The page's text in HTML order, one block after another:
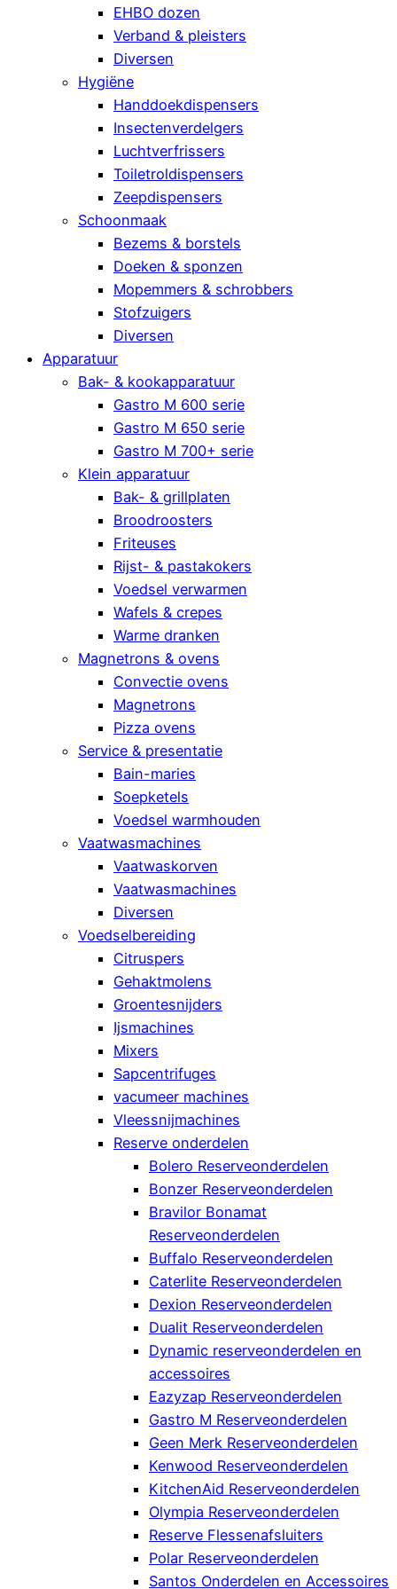
EHBO dozen
Verband & pleisters
Diversen
Hygiëne
Handdoekdispensers
Insectenverdelgers
Luchtverfrissers
Toiletroldispensers
Zeepdispensers
Schoonmaak
Bezems & borstels
Doeken & sponzen
Mopemmers & schrobbers
Stofzuigers
Diversen
Apparatuur
Bak- & kookapparatuur
Gastro M 600 serie
Gastro M 650 serie
Gastro M 700+ serie
Klein apparatuur
Bak- & grillplaten
Broodroosters
Friteuses
Rijst- & pastakokers
Voedsel verwarmen
Wafels & crepes
Warme dranken
Magnetrons & ovens
Convectie ovens
Magnetrons
Pizza ovens
Service & presentatie
Bain-maries
Soepketels
Voedsel warmhouden
Vaatwasmachines
Vaatwaskorven
Vaatwasmachines
Diversen
Voedselbereiding
Citruspers
Gehaktmolens
Groentesnijders
Ijsmachines
Mixers
Sapcentrifuges
vacumeer machines
Vleessnijmachines
Reserve onderdelen
Bolero Reserveonderdelen
Bonzer Reserveonderdelen
Bravilor Bonamat
Reserveonderdelen
Buffalo Reserveonderdelen
Caterlite Reserveonderdelen
Dexion Reserveonderdelen
Dualit Reserveonderdelen
Dynamic reserveonderdelen en
accessoires
Eazyzap Reserveonderdelen
Gastro M Reserveonderdelen
Geen Merk Reserveonderdelen
Kenwood Reserveonderdelen
KitchenAid Reserveonderdelen
Olympia Reserveonderdelen
Reserve Flessenafsluiters
Polar Reserveonderdelen
Santos Onderdelen en Accessoires